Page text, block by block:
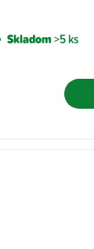
Skladom>5 ks